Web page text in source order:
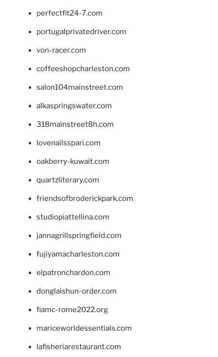
perfectfit24-7.com
portugalprivatedriver.com
von-racer.com
coffeeshopcharleston.com
salon104mainstreet.com
alkaspringswater.com
318mainstreet8h.com
lovenailsspari.com
oakberry-kuwait.com
quartzliterary.com
friendsofbroderickpark.com
studiopiattellina.com
jannagrillspringfield.com
fujiyamacharleston.com
elpatronchardon.com
donglaishun-order.com
fiamc-rome2022.org
mariceworldessentials.com
lafisheriarestaurant.com